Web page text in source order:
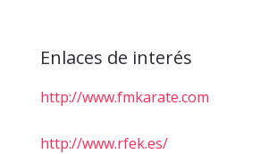
Enlaces de interés
http://www.fmkarate.com
http://www.rfek.es/